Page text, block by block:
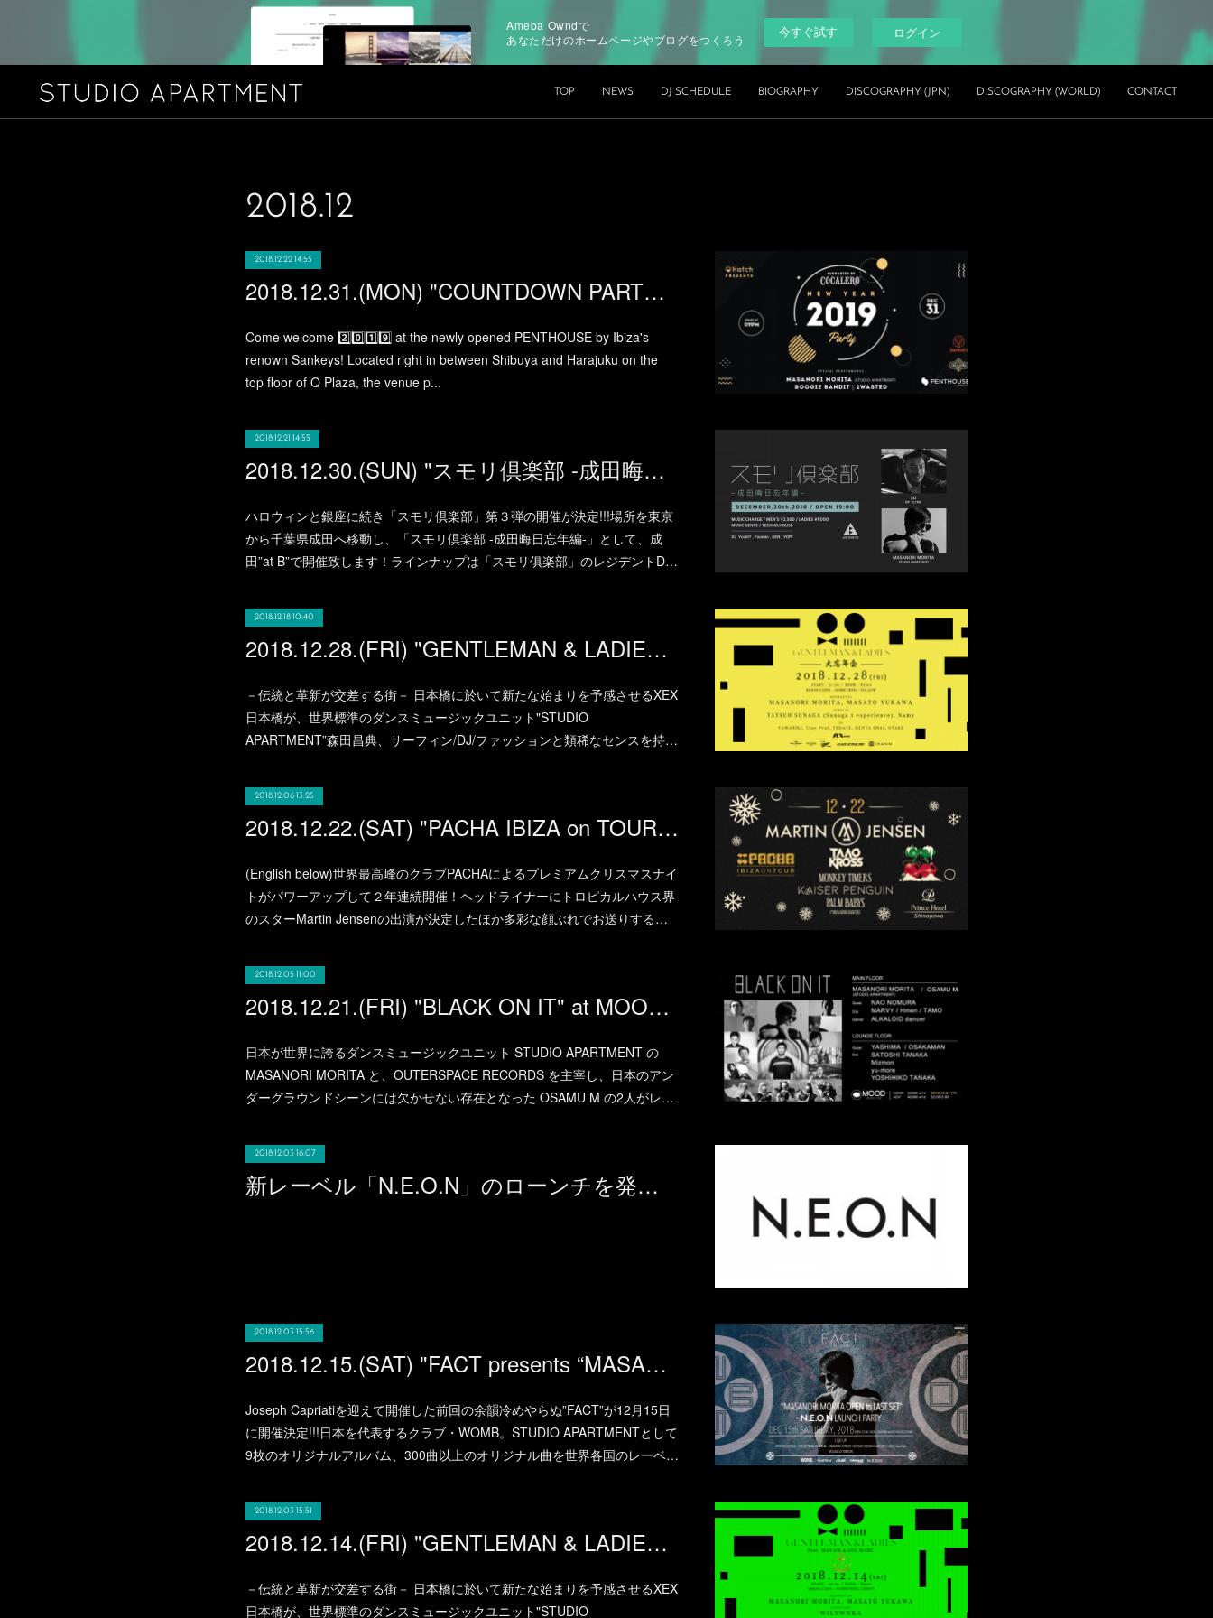
Ameba Owndで
あなただけのホームページやブログをつくろう
今すぐ試す ログイン
TOP NEWS DJ SCHEDULE BIOGRAPHY DISCOGRAPHY (JPN) DISCOGRAPHY (WORLD) CONTACT
2018.12
2018.12.22 14:55
2018.12.31.(MON) "COUNTDOWN PARTY 2019" supported by COCALERO at Sankeys PENTHOUSE
Come welcome 2️⃣0️⃣1️⃣9️⃣ at the newly opened PENTHOUSE by Ibiza's
renown Sankeys! Located right in between Shibuya and Harajuku on the
top floor of Q Plaza, the venue p...
2018.12.21 14:55
2018.12.30.(SUN) "スモリ倶楽部 -成田晦日忘年編-" at B (NARITA)
ハロウィンと銀座に続き「スモリ倶楽部」第３弾の開催が決定!!!場所を東京
から千葉県成田へ移動し、「スモリ倶楽部 -成田晦日忘年編-」として、成
田”at B”で開催致します！ラインナップは「スモリ俱楽部」のレジデントD…
2018.12.18 10:40
2018.12.28.(FRI) "GENTLEMAN & LADIES -大忘年会-" at XEX Nihonbashi (NIHONBASHI)
－伝統と革新が交差する街－ 日本橋に於いて新たな始まりを予感させるXEX
日本橋が、世界標準のダンスミュージックユニット"STUDIO
APARTMENT”森田昌典、サーフィン/DJ/ファッションと類稀なセンスを持…
2018.12.06 13:25
2018.12.22.(SAT) "PACHA IBIZA on TOUR 2018 "Cherry X'mas" at 品川プリンスホテル クラブeX
(English below)世界最高峰のクラブPACHAによるプレミアムクリスマスナイ
トがパワーアップして２年連続開催！ヘッドライナーにトロピカルハウス界
のスターMartin Jensenの出演が決定したほか多彩な顔ぶれでお送りする…
2018.12.05 11:00
2018.12.21.(FRI) "BLACK ON IT" at MOOD NIGHTCLUB(OSAKA)
日本が世界に誇るダンスミュージックユニット STUDIO APARTMENT の
MASANORI MORITA と、OUTERSPACE RECORDS を主宰し、日本のアン
ダーグラウンドシーンには欠かせない存在となった OSAMU M の2人がレ…
2018.12.03 16:07
新レーベル「N.E.O.N」のローンチを発表！
2018.12.03 15:56
2018.12.15.(SAT) "FACT presents “MASANORI MORITA OPEN to LAST SET“-N.E.O.N LAUNCH PARTY-" at WOMB
Joseph Capriatiを迎えて開催した前回の余韻冷めやらぬ”FACT”が12月15日
に開催決定!!!日本を代表するクラブ・WOMB。STUDIO APARTMENTとして
9枚のオリジナルアルバム、300曲以上のオリジナル曲を世界各国のレーベ…
2018.12.03 15:51
2018.12.14.(FRI) "GENTLEMAN & LADIES feat MAVAM & GIN MARE" at XEX Nihonbashi (NIHONBASHI)
－伝統と革新が交差する街－ 日本橋に於いて新たな始まりを予感させるXEX
日本橋が、世界標準のダンスミュージックユニット"STUDIO